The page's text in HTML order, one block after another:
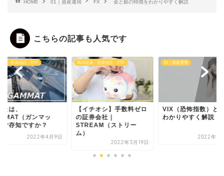
HOME 01｜資産運用 FX 金と銀の特徴をわかりやすく解説
こちらの記事も人気です
資・投資信託・ETF
は、
（ガンマッ
ご存知ですか？
2022年4月9日
株式投資・投資信託・ETF
【イチオシ】手数料ゼロ
の証券会社｜
STREAM（ストリー
ム）
2022年3月19日
01｜資産運用
VIX（恐怖指数）と
わかりやすく解説
2022年3